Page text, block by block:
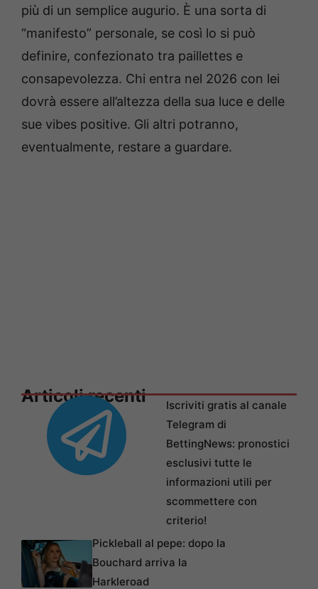
più di un semplice augurio. È una sorta di
“manifesto” personale, se così lo si può
definire, confezionato tra paillettes e
consapevolezza. Chi entra nel 2026 con lei
dovrà essere all’altezza della sua luce e delle
sue vibes positive. Gli altri potranno,
eventualmente, restare a guardare.
Articoli recenti
Iscriviti gratis al canale
Telegram di
BettingNews: pronostici
esclusivi tutte le
informazioni utili per
scommettere con
criterio!
Pickleball al pepe: dopo la
Bouchard arriva la
Harkleroad